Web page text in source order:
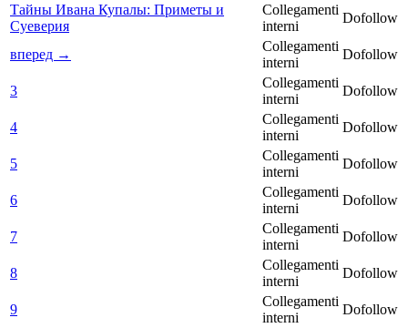
Тайны Ивана Купалы: Приметы и
Суеверия
Collegamenti
interni
Dofollow
вперед →
Collegamenti
interni
Dofollow
3
Collegamenti
interni
Dofollow
4
Collegamenti
interni
Dofollow
5
Collegamenti
interni
Dofollow
6
Collegamenti
interni
Dofollow
7
Collegamenti
interni
Dofollow
8
Collegamenti
interni
Dofollow
9
Collegamenti
interni
Dofollow